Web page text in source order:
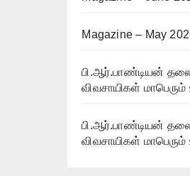
Magazine – May
பி.ஆர்.பாண்டியன்
விவசாயிகள்
பி.ஆர்.பாண்டியன்
விவசாயிகள்